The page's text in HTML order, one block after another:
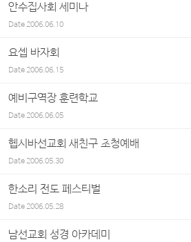
안수집사회 세미나
Date2006.06.10
요셉 바자회
Date2006.06.15
예비구역장 훈련학교
Date2006.06.05
헵시바선교회 새친구 초청예배
Date2006.05.30
한소리 전도 페스티벌
Date2006.05.28
남선교회 성경 아카데미